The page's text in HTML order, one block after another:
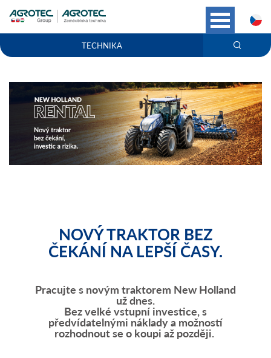
TECHNIKA
NOVÝ TRAKTOR BEZ
ČEKÁNÍ NA LEPŠÍ ČASY.
Pracujte s novým traktorem New Holland
už dnes.
Bez velké vstupní investice, s
předvídatelnými náklady a možností
rozhodnout se o koupi až později.